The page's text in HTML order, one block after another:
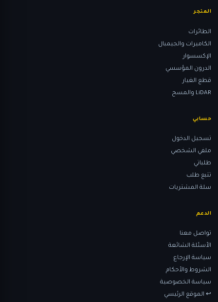
المتجر
الطائرات
الكاميرات والجيمبال
الإكسسوار
الدرون المؤسسي
قطع الغيار
LiDAR والمسح
حسابي
تسجيل الدخول
ملفي الشخصي
طلباتي
تتبع طلب
سلة المشتريات
الدعم
تواصل معنا
الأسئلة الشائعة
سياسة الإرجاع
الشروط والأحكام
سياسة الخصوصية
↩ الموقع الرئيسي